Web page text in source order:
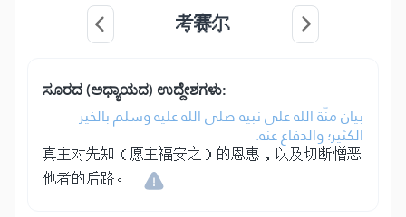
考赛尔
ಸೂರದ (ಅಧ್ಯಾಯದ) ಉದ್ದೇಶಗಳು:
بيان منّة الله على نبيه صلى الله عليه وسلم بالخير
الكثير؛ والدفاع عنه.
真主对先知（愿主福安之）的恩惠，以及切断憎恶
他者的后路。